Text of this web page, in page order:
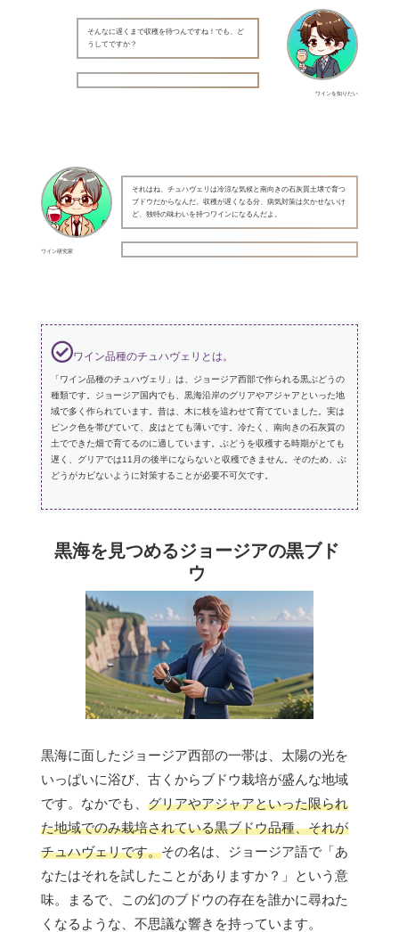
ワインを知りたい
そんなに遅くまで収穫を待つんですね！でも、ど
うしてですか？
ワイン研究家
それはね、チュハヴェリは冷涼な気候と南向きの石灰質土壌で育つ
ブドウだからなんだ。収穫が遅くなる分、病気対策は欠かせないけ
ど、独特の味わいを持つワインになるんだよ。
ワイン品種のチュハヴェリとは。
「ワイン品種のチュハヴェリ」は、ジョージア西部で作られる黒ぶどうの
種類です。ジョージア国内でも、黒海沿岸のグリアやアジャアといった地
域で多く作られています。昔は、木に枝を這わせて育てていました。実は
ピンク色を帯びていて、皮はとても薄いです。冷たく、南向きの石灰質の
土でできた畑で育てるのに適しています。ぶどうを収穫する時期がとても
遅く、グリアでは11月の後半にならないと収穫できません。そのため、ぶ
どうがカビないように対策することが必要不可欠です。
黒海を見つめるジョージアの黒ブド
ウ
黒海に面したジョージア西部の一帯は、太陽の光を
いっぱいに浴び、古くからブドウ栽培が盛んな地域
です。なかでも、 グリアやアジャアといった限られ
た地域でのみ栽培されている黒ブドウ品種、それが
チュハヴェリです。その名は、ジョージア語で「あ
なたはそれを試したことがありますか？」という意
味。まるで、この幻のブドウの存在を誰かに尋ねた
くなるような、不思議な響きを持っています。